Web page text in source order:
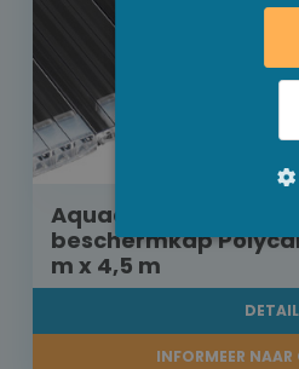
Aquadeck rolluik
beschermkap
m x 4,5 m
DETAIL
INFORMEER NAAR